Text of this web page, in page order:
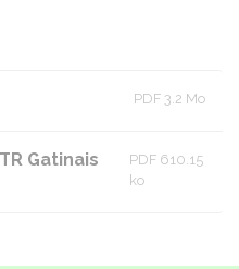
PDF 3.2 Mo
Gatinais
PDF 610.15
ko